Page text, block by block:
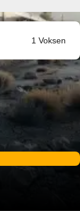
1 Voksen